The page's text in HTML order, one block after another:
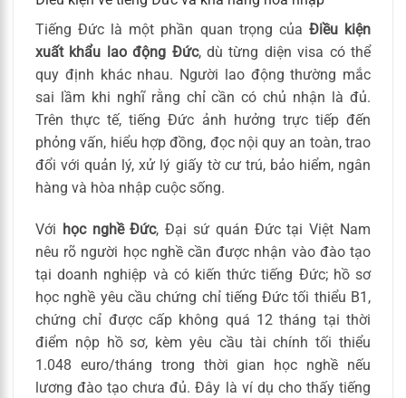
Tiếng Đức là một phần quan trọng của Điều kiện
xuất khẩu lao động Đức, dù từng diện visa có thể
quy định khác nhau. Người lao động thường mắc
sai lầm khi nghĩ rằng chỉ cần có chủ nhận là đủ.
Trên thực tế, tiếng Đức ảnh hưởng trực tiếp đến
phỏng vấn, hiểu hợp đồng, đọc nội quy an toàn, trao
đổi với quản lý, xử lý giấy tờ cư trú, bảo hiểm, ngân
hàng và hòa nhập cuộc sống.
Với học nghề Đức, Đại sứ quán Đức tại Việt Nam
nêu rõ người học nghề cần được nhận vào đào tạo
tại doanh nghiệp và có kiến thức tiếng Đức; hồ sơ
học nghề yêu cầu chứng chỉ tiếng Đức tối thiểu B1,
chứng chỉ được cấp không quá 12 tháng tại thời
điểm nộp hồ sơ, kèm yêu cầu tài chính tối thiểu
1.048 euro/tháng trong thời gian học nghề nếu
lương đào tạo chưa đủ. Đây là ví dụ cho thấy tiếng